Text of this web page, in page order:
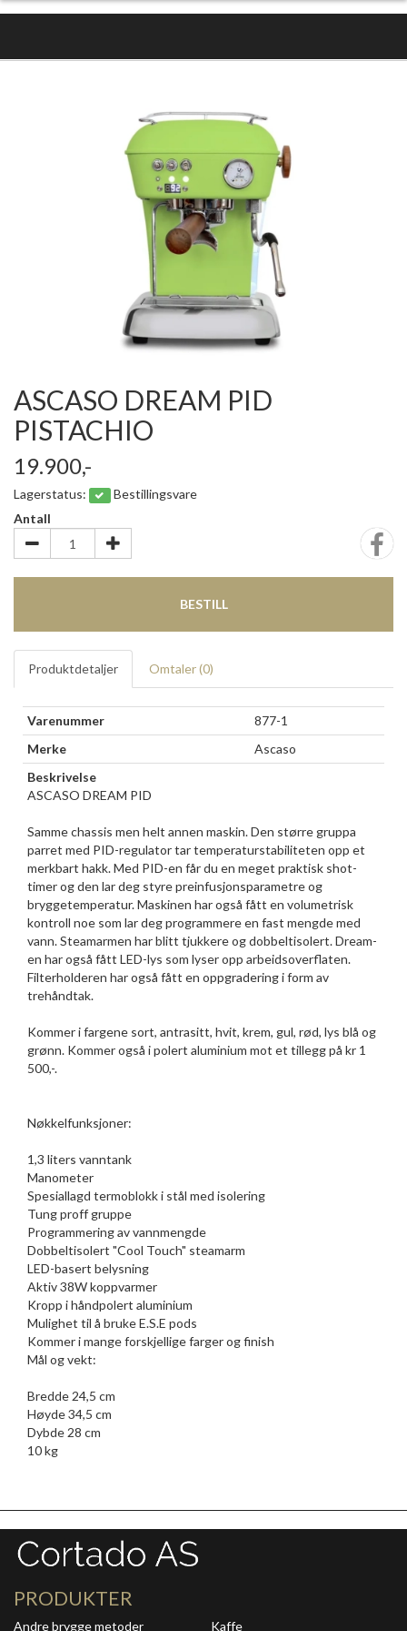
ASCASO DREAM PID
PISTACHIO
19.900,-
Lagerstatus:
Bestillingsvare
Antall
BESTILL
Produktdetaljer Omtaler (0)
Varenummer
877-1
Merke
Ascaso
Beskrivelse
ASCASO DREAM PID
Samme chassis men helt annen maskin. Den større gruppa
parret med PID-regulator tar temperaturstabiliteten opp et
merkbart hakk. Med PID-en får du en meget praktisk shot-
timer og den lar deg styre preinfusjonsparametre og
bryggetemperatur. Maskinen har også fått en volumetrisk
kontroll noe som lar deg programmere en fast mengde med
vann. Steamarmen har blitt tjukkere og dobbeltisolert. Dream-
en har også fått LED-lys som lyser opp arbeidsoverflaten.
Filterholderen har også fått en oppgradering i form av
trehåndtak.
Kommer i fargene sort, antrasitt, hvit, krem, gul, rød, lys blå og
grønn. Kommer også i polert aluminium mot et tillegg på kr 1
500,-.
Nøkkelfunksjoner:
1,3 liters vanntank
Manometer
Spesiallagd termoblokk i stål med isolering
Tung proff gruppe
Programmering av vannmengde
Dobbeltisolert "Cool Touch" steamarm
LED-basert belysning
Aktiv 38W koppvarmer
Kropp i håndpolert aluminium
Mulighet til å bruke E.S.E pods
Kommer i mange forskjellige farger og finish
Mål og vekt:
Bredde 24,5 cm
Høyde 34,5 cm
Dybde 28 cm
10 kg
PRODUKTER
Andre brygge metoder Kaffe